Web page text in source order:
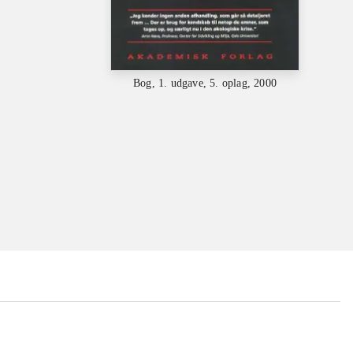
Bog, 1. udgave, 5. oplag, 2000